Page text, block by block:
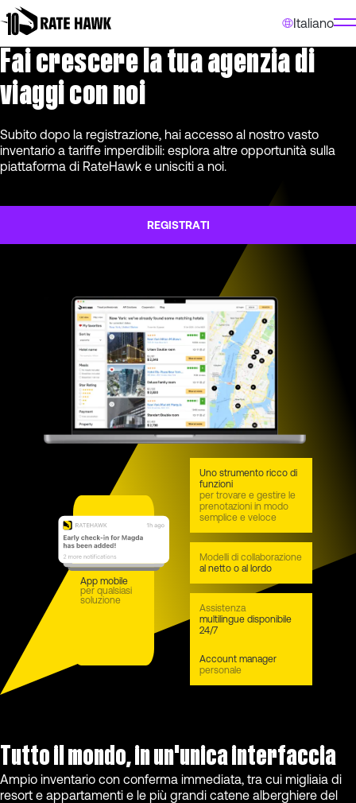
Italiano
Fai crescere la tua agenzia di
viaggi con noi
Subito dopo la registrazione, hai accesso al nostro vasto
inventario a tariffe imperdibili: esplora altre opportunità sulla
piattaforma di RateHawk e unisciti a noi.
REGISTRATI
App mobile
per qualsiasi
soluzione
Uno strumento ricco di
funzioni
per trovare e gestire le
prenotazioni in modo
semplice e veloce
Modelli di collaborazione
al netto o al lordo
Assistenza
multilingue disponibile
24/7
Account manager
personale
Tutto il mondo, in un'unica interfaccia
Ampio inventario con conferma immediata, tra cui migliaia di
resort e appartamenti e le più grandi catene alberghiere del